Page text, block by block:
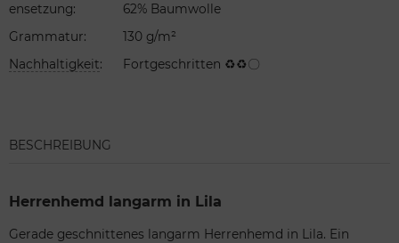
ensetzung:
62% Baumwolle
Grammatur:
130 g/m²
Nachhaltigkeit: Fortgeschritten ♻♻〇
BESCHREIBUNG
Herrenhemd langarm in Lila
Gerade geschnittenes langarm Herrenhemd in Lila. Ein